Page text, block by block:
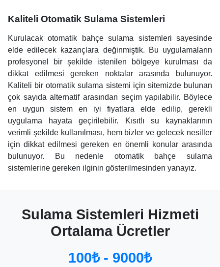
Kaliteli Otomatik Sulama Sistemleri
Kurulacak otomatik bahçe sulama sistemleri sayesinde
elde edilecek kazançlara değinmiştik. Bu uygulamaların
profesyonel bir şekilde istenilen bölgeye kurulması da
dikkat edilmesi gereken noktalar arasında bulunuyor.
Kaliteli bir otomatik sulama sistemi için sitemizde bulunan
çok sayıda alternatif arasından seçim yapılabilir. Böylece
en uygun sistem en iyi fiyatlara elde edilip, gerekli
uygulama hayata geçirilebilir. Kısıtlı su kaynaklarının
verimli şekilde kullanılması, hem bizler ve gelecek nesiller
için dikkat edilmesi gereken en önemli konular arasında
bulunuyor. Bu nedenle otomatik bahçe sulama
sistemlerine gereken ilginin gösterilmesinden yanayız.
Sulama Sistemleri Hizmeti
Ortalama Ücretler
100₺ - 9000₺